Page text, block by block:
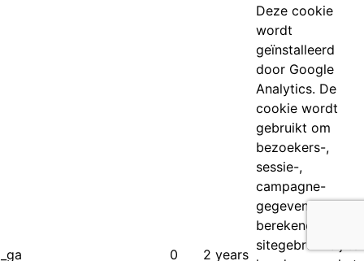
_ga 0 2 years
Deze cookie
wordt
geïnstalleerd
door Google
Analytics. De
cookie wordt
gebruikt om
bezoekers-,
sessie-,
campagne-
gegevens te
berekenen en het
sitegebruik bij te